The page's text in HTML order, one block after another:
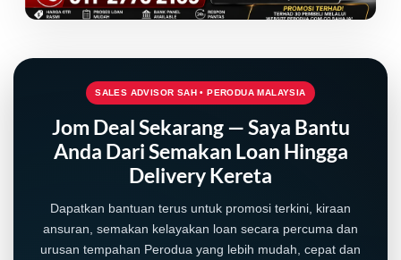
SALES ADVISOR SAH • PERODUA MALAYSIA
Jom Deal Sekarang — Saya Bantu
Anda Dari Semakan Loan Hingga
Delivery Kereta
Dapatkan bantuan terus untuk promosi terkini, kiraan
ansuran, semakan kelayakan loan secara percuma dan
urusan tempahan Perodua yang lebih mudah, cepat dan